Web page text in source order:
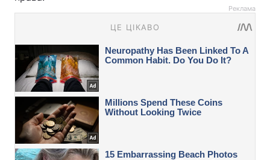
Реклама